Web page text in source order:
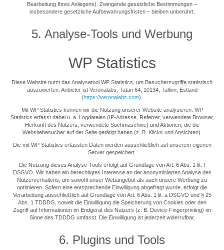
Bearbeitung Ihres Anliegens). Zwingende gesetzliche Bestimmungen –
insbesondere gesetzliche Aufbewahrungsfristen – bleiben unberührt.
5. Analyse-Tools und Werbung
WP Statistics
Diese Website nutzt das Analysetool WP Statistics, um Besucherzugriffe statistisch
auszuwerten. Anbieter ist Veronalabs, Tatari 64, 10134, Tallinn, Estland
(https://veronalabs.com).
Mit WP Statistics können wir die Nutzung unserer Website analysieren. WP
Statistics erfasst dabei u. a. Logdateien (IP-Adresse, Referrer, verwendete Browser,
Herkunft des Nutzers, verwendete Suchmaschine) und Aktionen, die die
Websitebesucher auf der Seite getätigt haben (z. B. Klicks und Ansichten).
Die mit WP Statistics erfassten Daten werden ausschließlich auf unserem eigenen
Server gespeichert.
Die Nutzung dieses Analyse-Tools erfolgt auf Grundlage von Art. 6 Abs. 1 lit. f
DSGVO. Wir haben ein berechtigtes Interesse an der anonymisierten Analyse des
Nutzerverhaltens, um sowohl unser Webangebot als auch unsere Werbung zu
optimieren. Sofern eine entsprechende Einwilligung abgefragt wurde, erfolgt die
Verarbeitung ausschließlich auf Grundlage von Art. 6 Abs. 1 lit. a DSGVO und § 25
Abs. 1 TDDDG, soweit die Einwilligung die Speicherung von Cookies oder den
Zugriff auf Informationen im Endgerät des Nutzers (z. B. Device-Fingerprinting) im
Sinne des TDDDG umfasst. Die Einwilligung ist jederzeit widerrufbar.
6. Plugins und Tools